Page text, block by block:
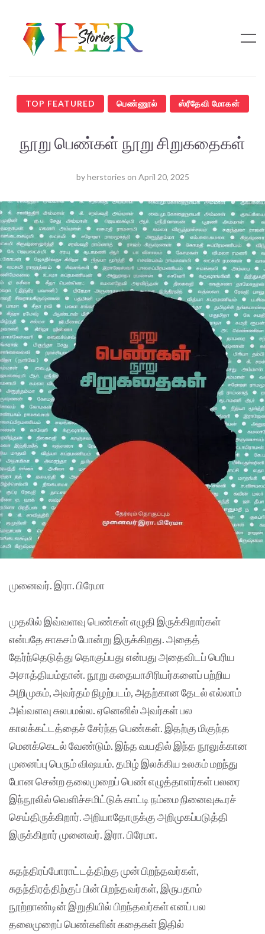
TOP FEATURED பெண்ணூல் ஸ்ரீதேவி மோகன்
நூறு பெண்கள் நூறு சிறுகதைகள்
byherstories on April 20, 2025
முனைவர். இரா. பிரேமா
முதலில் இவ்வளவு பெண்கள் எழுதி இருக்கிறார்கள்
என்பதே சாகசம் போன்று இருக்கிறது. அதைத்
தேர்ந்தெடுத்து தொகுப்பது என்பது அதைவிடப் பெரிய
அசாத்தியம்தான். நூறு கதையாசிரியர்களைப் பற்றிய
அறிமுகம், அவர்தம் நிழற்படம், அதற்கான தேடல் எல்லாம்
அவ்வளவு சுலபமல்ல. ஏனெனில் அவர்கள் பல
காலக்கட்டத்தைச் சேர்ந்த பெண்கள். இதற்கு மிகுந்த
மெனக்கெடல் வேண்டும். இந்த வயதில் இந்த நூலுக்கான
முனைப்பு பெரும் விஷயம். தமிழ் இலக்கிய உலகம் மறந்து
போன சென்ற தலைமுறைப் பெண் எழுத்தாளர்கள் பலரை
இந்நூலில் வெளிச்சமிட்டுக் காட்டி நம்மை நினைவுகூரச்
செய்திருக்கிறார். அறியாதோருக்கு அறிமுகப்படுத்தி
இருக்கிறார் முனைவர். இரா. பிரேமா.
சுதந்திரப்போராட்டத்திற்கு முன் பிறந்தவர்கள்,
சுதந்திரத்திற்குப் பின் பிறந்தவர்கள், இருபதாம்
நூற்றாண்டின் இறுதியில் பிறந்தவர்கள் எனப் பல
தலைமுறைப் பெண்களின் கதைகள் இதில்